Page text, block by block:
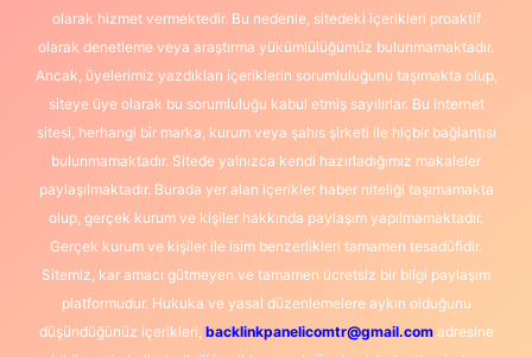
olarak hizmet vermektedir. Bu nedenle, sitedeki içerikleri proaktif
olarak denetleme veya araştırma yükümlülüğümüz bulunmamaktadır.
Ancak, üyelerimiz yazdıkları içeriklerin sorumluluğunu taşımakta olup,
siteye üye olarak bu sorumluluğu kabul etmiş sayılırlar. Bu internet
sitesi, herhangi bir marka, kurum veya şahıs şirketi ile hiçbir bağlantısı
bulunmamaktadır. Sitede yalnızca kendi hazırladığımız makaleler
paylaşılmaktadır. Burada yer alan içerikler haber niteliği taşımamakta
olup, gerçek kurum ve kişiler hakkında paylaşım yapılmamaktadır.
Gerçek kurum ve kişiler ile isim benzerlikleri tamamen tesadüfidir.
Sitemiz, kar amacı gütmeyen ve tamamen ücretsiz bir bilgi paylaşım
platformudur. Hukuka ve yasal düzenlemelere aykırı olduğunu
düşündüğünüz içerikleri, backlinkpanelicomtr@gmail.comadresine